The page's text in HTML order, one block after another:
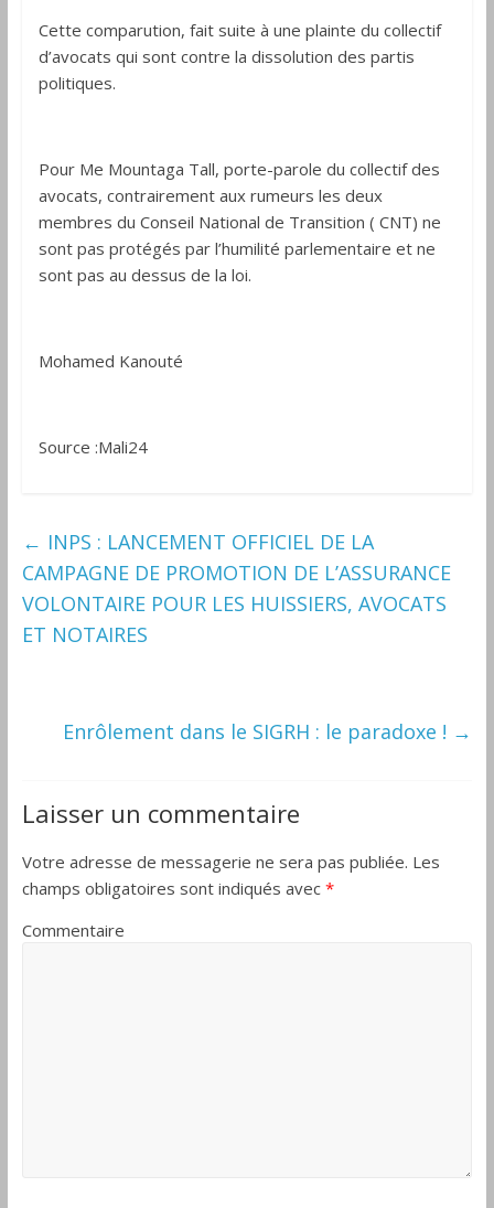
Cette comparution, fait suite à une plainte du collectif
d’avocats qui sont contre la dissolution des partis
politiques.
Pour Me Mountaga Tall, porte-parole du collectif des
avocats, contrairement aux rumeurs les deux
membres du Conseil National de Transition ( CNT) ne
sont pas protégés par l’humilité parlementaire et ne
sont pas au dessus de la loi.
Mohamed Kanouté
Source :Mali24
← INPS : LANCEMENT OFFICIEL DE LA
CAMPAGNE DE PROMOTION DE L’ASSURANCE
VOLONTAIRE POUR LES HUISSIERS, AVOCATS
ET NOTAIRES
Enrôlement dans le SIGRH : le paradoxe ! →
Laisser un commentaire
Votre adresse de messagerie ne sera pas publiée. Les
champs obligatoires sont indiqués avec *
Commentaire